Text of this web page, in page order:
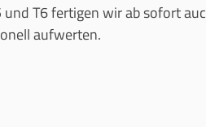
T6 fertigen wir ab sofort
aufwerten.